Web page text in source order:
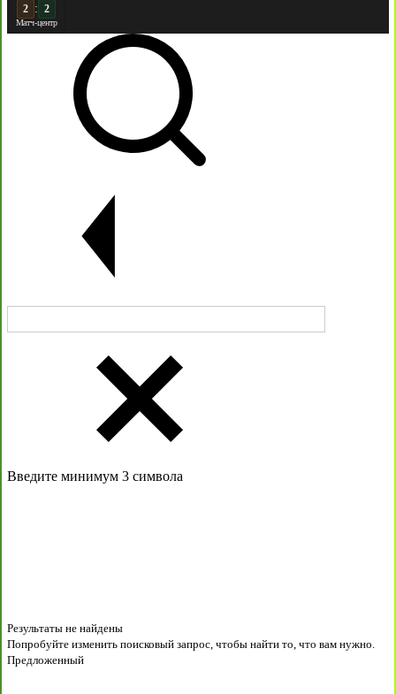
3 :
Матч-центр
Введите минимум 3 символа
Результаты не найдены
Попробуйте изменить поисковый запрос, чтобы найти то, что вам нужно.
Предложенный